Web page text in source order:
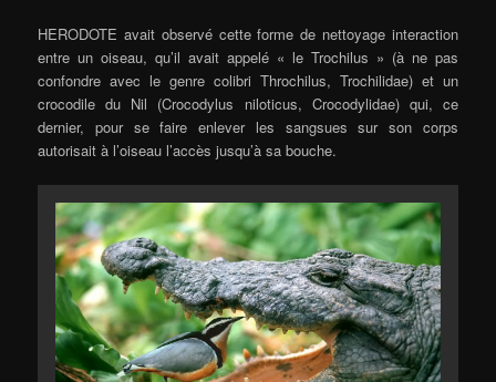
HERODOTE avait observé cette forme de nettoyage interaction
entre un oiseau, qu’il avait appelé « le Trochilus » (à ne pas
confondre avec le genre colibri Throchilus, Trochilidae) et un
crocodile du Nil (Crocodylus niloticus, Crocodylidae) qui, ce
dernier, pour se faire enlever les sangsues sur son corps
autorisait à l’oiseau l’accès jusqu’à sa bouche.